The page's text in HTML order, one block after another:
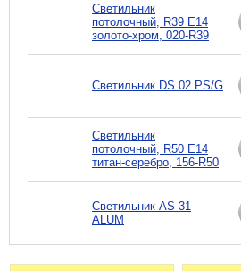
Светильник
потолочный, R39 E14
золото-хром, 020-R39
Светильник DS 02 PS/G
Светильник
потолочный, R50 E14
титан-серебро, 156-R50
Светильник AS 31
ALUM